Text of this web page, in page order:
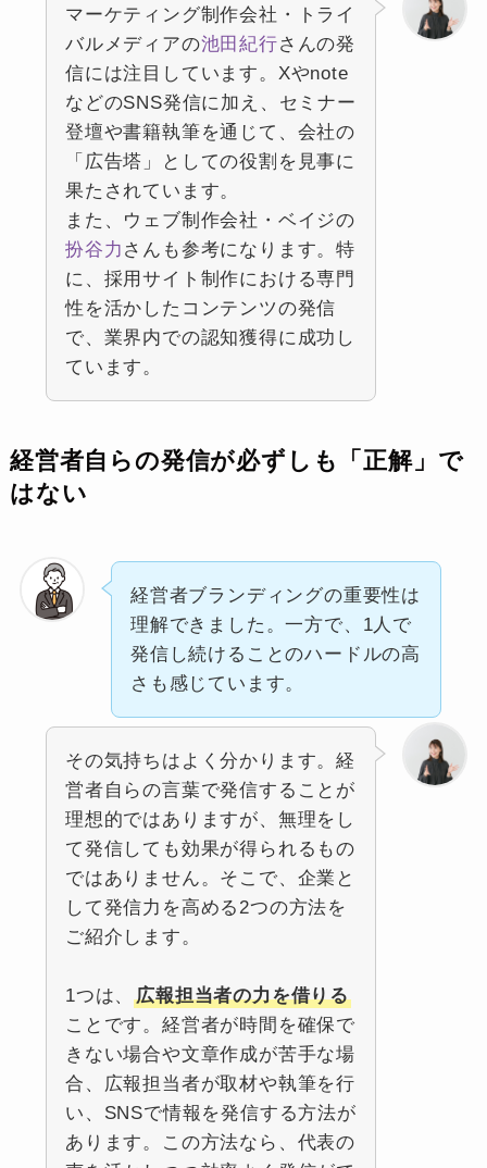
マーケティング制作会社・トライ
バルメディアの池田紀行さんの発
信には注目しています。Xやnote
などのSNS発信に加え、セミナー
登壇や書籍執筆を通じて、会社の
「広告塔」としての役割を見事に
果たされています。
また、ウェブ制作会社・ベイジの
扮谷力 さんも参考になります。特
に、採用サイト制作における専門
性を活かしたコンテンツの発信
で、業界内での認知獲得に成功し
ています。
経営者自らの発信が必ずしも「正解」で
はない
経営者ブランディングの重要性は
理解できました。一方で、1人で
発信し続けることのハードルの高
さも感じています。
その気持ちはよく分かります。経
営者自らの言葉で発信することが
理想的ではありますが、無理をし
て発信しても効果が得られるもの
ではありません。そこで、企業と
して発信力を高める2つの方法を
ご紹介します。
1つは、広報担当者の力を借りる
ことです。経営者が時間を確保で
きない場合や文章作成が苦手な場
合、広報担当者が取材や執筆を行
い、SNSで情報を発信する方法が
あります。この方法なら、代表の